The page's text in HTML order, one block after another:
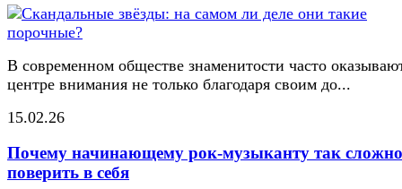
В современном обществе знаменитости часто
центре внимания не только благодаря своим до...
15.02.26
Почему начинающему рок-музыканту так сложно
поверить в себя